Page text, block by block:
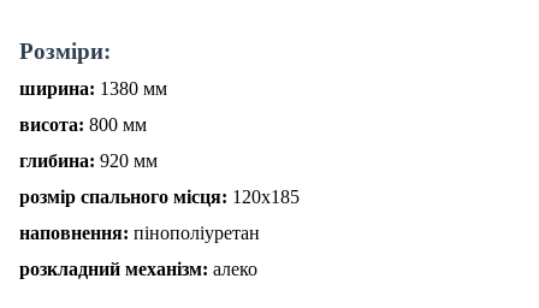
Розміри:
ширина: 1380 мм
висота: 800 мм
глибина: 920 мм
розмір спального місця: 120х185
наповнення: пінополіуретан
розкладний механізм: алеко